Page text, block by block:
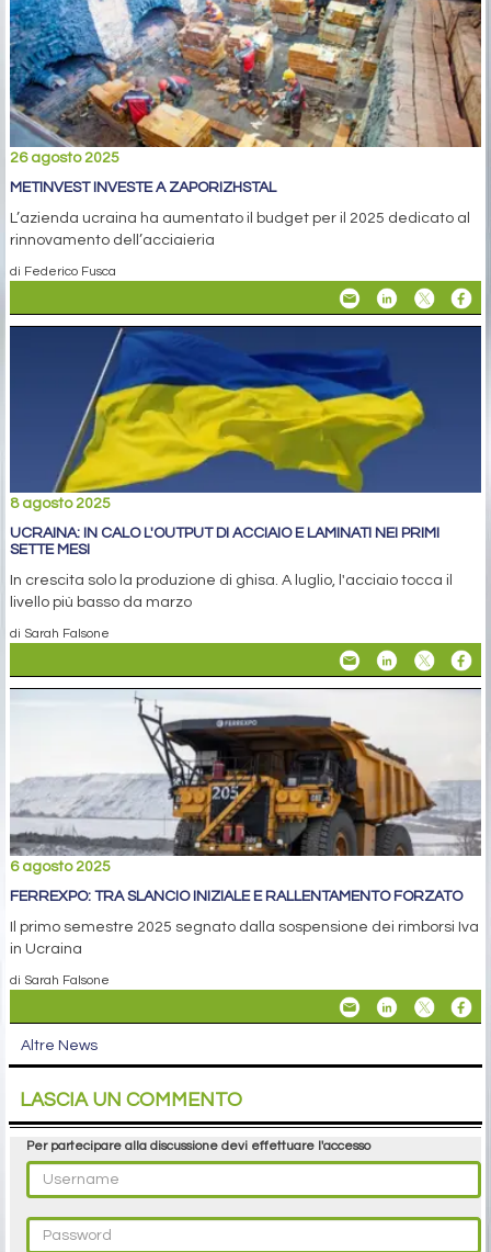
26 agosto 2025
METINVEST INVESTE A ZAPORIZHSTAL
L’azienda ucraina ha aumentato il budget per il 2025 dedicato al
rinnovamento dell’acciaieria
di Federico Fusca
8 agosto 2025
UCRAINA: IN CALO L'OUTPUT DI ACCIAIO E LAMINATI NEI PRIMI
SETTE MESI
In crescita solo la produzione di ghisa. A luglio, l'acciaio tocca il
livello più basso da marzo
di Sarah Falsone
6 agosto 2025
FERREXPO: TRA SLANCIO INIZIALE E RALLENTAMENTO FORZATO
Il primo semestre 2025 segnato dalla sospensione dei rimborsi Iva
in Ucraina
di Sarah Falsone
Altre News
LASCIA UN COMMENTO
Per partecipare alla discussione devi effettuare l'accesso